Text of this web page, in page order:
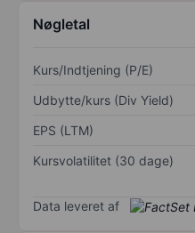
Nøgletal
Kurs/Indtjening (P/E)
Udbytte/kurs (Div Yield)
EPS (LTM)
Kursvolatilitet (30 dage)
Data leveret af